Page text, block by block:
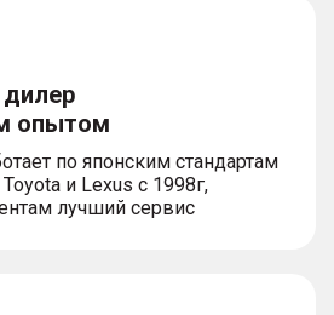
опытом
по японским стандартам
и Lexus с 1998г,
лучший сервис